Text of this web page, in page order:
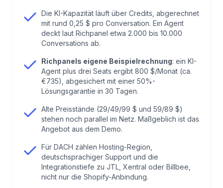
.Rechenbeispiel: Was ein DACH-Shop real zahlt
Richpanel aus DACH-Sicht: DSGVO, Hosting,
Sprache
.Seat-Logik, Volumen-Logik und die
unsichtbaren Kosten
.Für wen Richpanel passt, und für wen nicht
Die KI-Kapazität läuft über Credits, abgerechnet
mit rund 0,25 $ pro Conversation. Ein Agent
deckt laut Richpanel etwa 2.000 bis 10.000
Conversations ab.
Richpanels eigene Beispielrechnung: ein KI-
Agent plus drei Seats ergibt 800 $/Monat (ca.
€735), abgesichert mit einer 50%-
Lösungsgarantie in 30 Tagen.
Alte Preisstände (29/49/99 $ und 59/89 $)
stehen noch parallel im Netz. Maßgeblich ist das
Angebot aus dem Demo.
Für DACH zählen Hosting-Region,
deutschsprachiger Support und die
Integrationstiefe zu JTL, Xentral oder Billbee,
nicht nur die Shopify-Anbindung.